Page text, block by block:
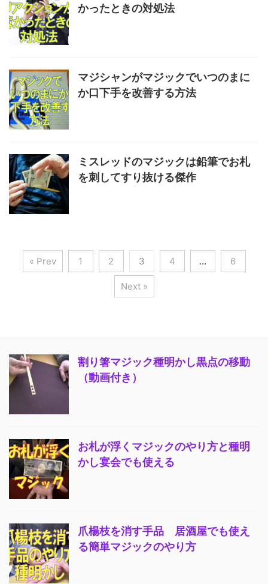
かったときの対処法
マジシャンがマジックでいつのまに
か口下手を改善する方法
ミスレッドのマジックは鉛筆でお札
を刺してすり抜ける傑作
« Prev 1 2 3 4 … 6
Next »
割り箸マジック種明かし黒点の移動
（動画付き）
お札が浮くマジックのやり方と種明
かし宴会でも使える
爪楊枝を消す手品 居酒屋でも使え
る簡単マジックのやり方